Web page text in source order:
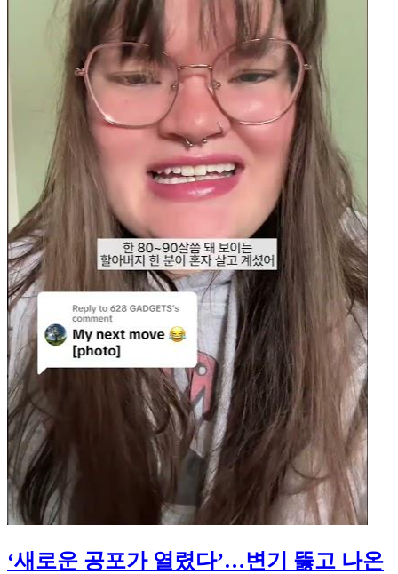
‘새로운 공포가 열렸다’…변기 뚫고 나온